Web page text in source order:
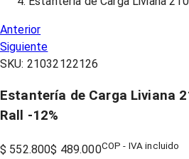
Anterior
Siguiente
SKU: 21032122126
Estantería de Carga Liviana
Rall
-12%
$ 552.800$ 489.000COP - IVA incluido